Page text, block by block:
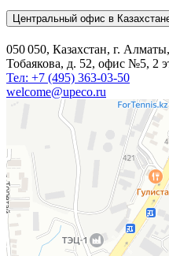
Центральный офис в
050 050, Казахстан, г.
Тобаякова, д. 52, офис №5, 2
Тел: +7 (495) 363-03-50
welcome@upeco.ru